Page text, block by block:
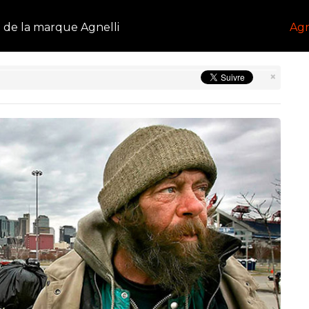
la marque Agnelli
×